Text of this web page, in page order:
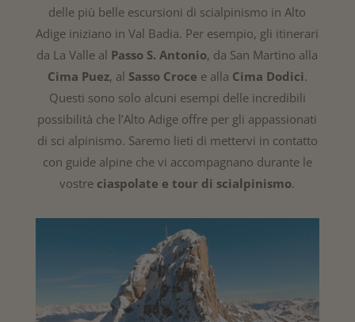
delle più belle escursioni di scialpinismo in Alto
Adige iniziano in Val Badia. Per esempio, gli itinerari
da La Valle al Passo S. Antonio, da San Martino alla
Cima Puez, al Sasso Croce e alla Cima Dodici.
Questi sono solo alcuni esempi delle incredibili
possibilità che l’Alto Adige offre per gli appassionati
di sci alpinismo. Saremo lieti di mettervi in contatto
con guide alpine che vi accompagnano durante le
vostre ciaspolate e tour di scialpinismo.